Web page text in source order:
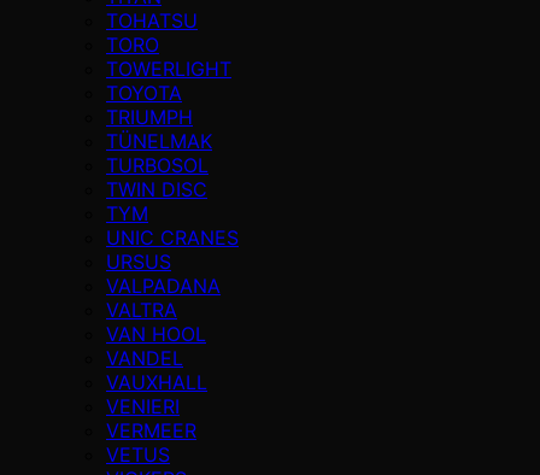
TOHATSU
TORO
TOWERLIGHT
TOYOTA
TRIUMPH
TÜNELMAK
TURBOSOL
TWIN DISC
TYM
UNIC CRANES
URSUS
VALPADANA
VALTRA
VAN HOOL
VANDEL
VAUXHALL
VENIERI
VERMEER
VETUS